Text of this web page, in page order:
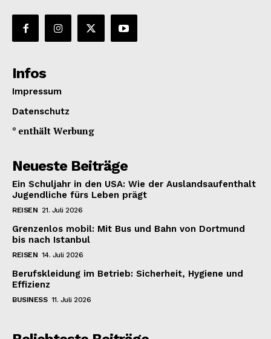
Infos
Impressum
Datenschutz
* enthält Werbung
Neueste Beiträge
Ein Schuljahr in den USA: Wie der Auslandsaufenthalt
Jugendliche fürs Leben prägt
REISEN 21. Juli 2026
Grenzenlos mobil: Mit Bus und Bahn von Dortmund
bis nach Istanbul
REISEN 14. Juli 2026
Berufskleidung im Betrieb: Sicherheit, Hygiene und
Effizienz
BUSINESS 11. Juli 2026